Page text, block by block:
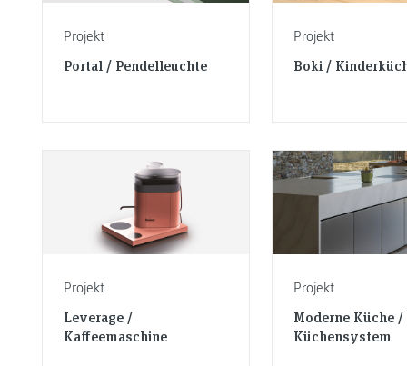
Projekt
Portal / Pendelleuchte
Projekt
Boki /
Projekt
Leverage /
Kaffeemaschine
Projekt
Moderne Küche /
Küchensystem